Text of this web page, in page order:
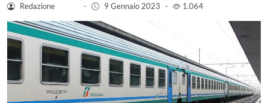
Redazione - 9 Gennaio 2023 - 1.064